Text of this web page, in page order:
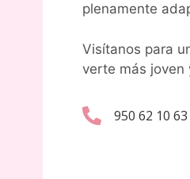
plenamente
Visítanos para
verte más joven
950 62 10 63